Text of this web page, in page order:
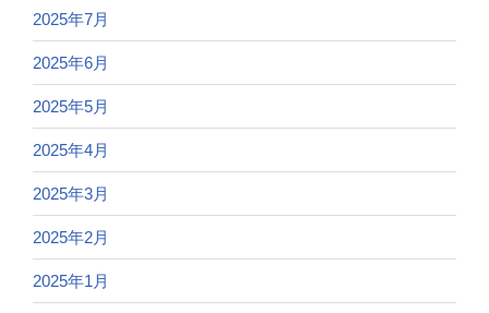
2025年7月
2025年6月
2025年5月
2025年4月
2025年3月
2025年2月
2025年1月